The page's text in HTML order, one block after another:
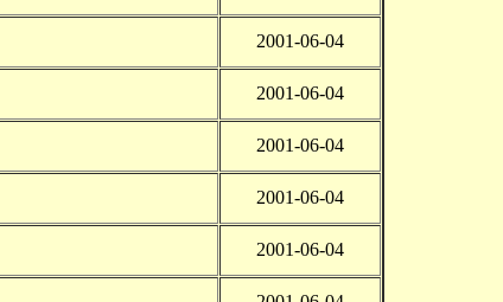
2001-06-04
2001-06-04
2001-06-04
2001-06-04
2001-06-04